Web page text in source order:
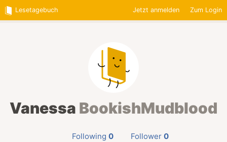
Lesetagebuch Jetzt anmelden Zum Login
Vanessa BookishMudblood
Following 0 Follower 0